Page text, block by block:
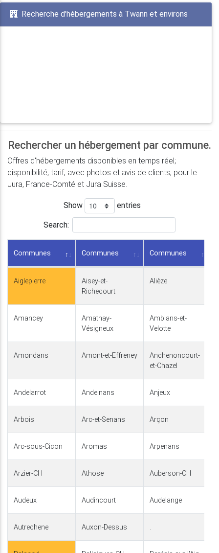
Recherche d'hébergements à Twann et environs
Rechercher un hébergement par commune.
Offres d'hébergements disponibles en temps réel;
disponibilité, tarif, avec photos et avis de clients, pour le
Jura, France-Comté et Jura Suisse.
Show entries
Search:
Communes Communes Communes
Aiglepierre
Aisey-et-
Richecourt
Alièze
Amancey
Amathay-
Vésigneux
Amblans-et-
Velotte
Amondans Amont-et-Effreney
Anchenoncourt-
et-Chazel
Andelarrot Andelnans Anjeux
Arbois Arc-et-Senans Arçon
Arc-sous-Cicon Aromas Arpenans
Arzier-CH Athose Auberson-CH
Audeux Audincourt Audelange
Autrechene Auxon-Dessus .